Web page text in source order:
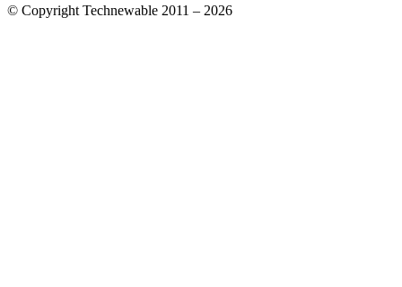
© Copyright Technewable 2011 – 2026